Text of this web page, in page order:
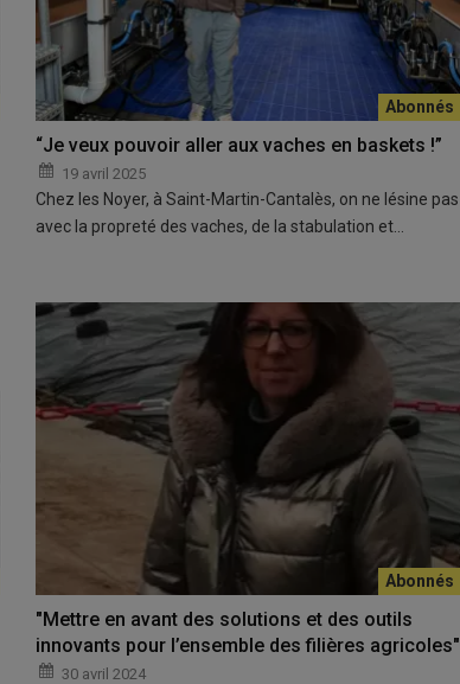
“Je veux pouvoir aller aux vaches en baskets !”
19 avril 2025
Chez les Noyer, à Saint-Martin-Cantalès, on ne lésine pas
avec la propreté des vaches, de la stabulation et…
"Mettre en avant des solutions et des outils
innovants pour l’ensemble des filières agricoles"
30 avril 2024